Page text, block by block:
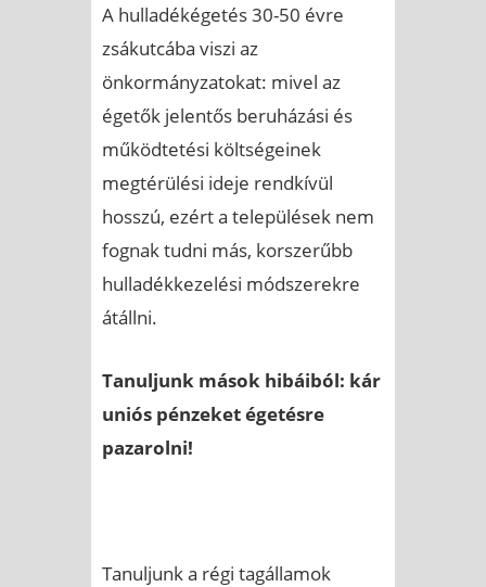
A hulladékégetés 30-50 évre
zsákutcába viszi az
önkormányzatokat: mivel az
égetők jelentős beruházási és
működtetési költségeinek
megtérülési ideje rendkívül
hosszú, ezért a települések nem
fognak tudni más, korszerűbb
hulladékkezelési módszerekre
átállni.
Tanuljunk mások hibáiból: kár
uniós pénzeket égetésre
pazarolni!
Tanuljunk a régi tagállamok